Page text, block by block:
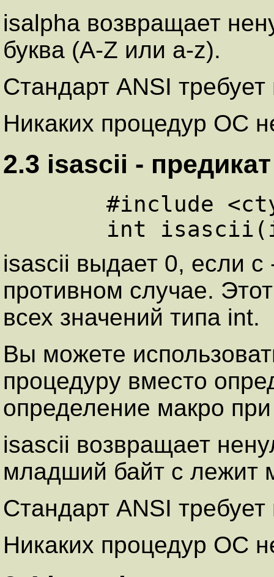
isalpha возвращает
буква (A-Z или a-z).
Стандарт ANSI
Никаких процедур ОС
2.3 isascii -
isascii выдает 0, если c
противном случае.
всех значений типа int.
Вы можете
процедуру вместо
определение макро
isascii возвращает
младший байт c лежит
Стандарт ANSI
Никаких процедур ОС